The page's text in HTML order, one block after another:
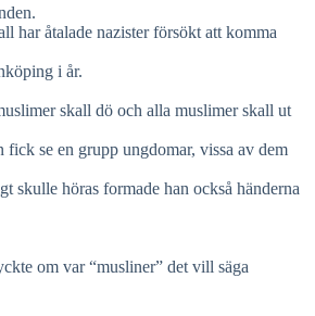
har åtalade nazister försökt att komma
i år.
skall dö och alla muslimer skall ut
se en grupp ungdomar, vissa av dem
skulle höras formade han också händerna
om var “musliner” det vill säga